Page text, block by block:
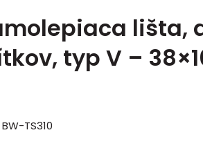
lišta,
typ V –
BW-TS310